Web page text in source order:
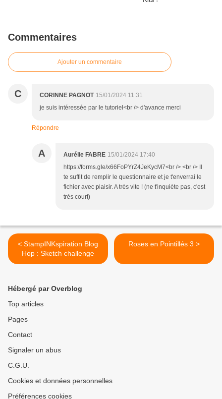
Commentaires
Ajouter un commentaire
C CORINNE PAGNOT 15/01/2024 11:31
je suis intéressée par le tutoriel<br /> d'avance merci
Répondre
A Aurélie FABRE 15/01/2024 17:40
https://forms.gle/x66FoPYrZ4JeKycM7<br /> <br /> Il
te suffit de remplir le questionnaire et je t'enverrai le
fichier avec plaisir. A très vite ! (ne t'inquiète pas, c'est
très court)
< StampINKspiration Blog
Hop : Sketch challenge
Roses en Pointillés 3 >
Hébergé par Overblog
Top articles
Pages
Contact
Signaler un abus
C.G.U.
Cookies et données personnelles
Préférences cookies